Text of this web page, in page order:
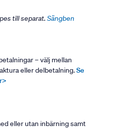
till separat. Sängben
– välj mellan
eller delbetalning.Se
eller utan inbärning samt